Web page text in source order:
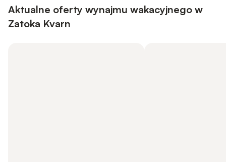
Aktualne oferty wynajmu wakacyjnego w
Zatoka Kvarn